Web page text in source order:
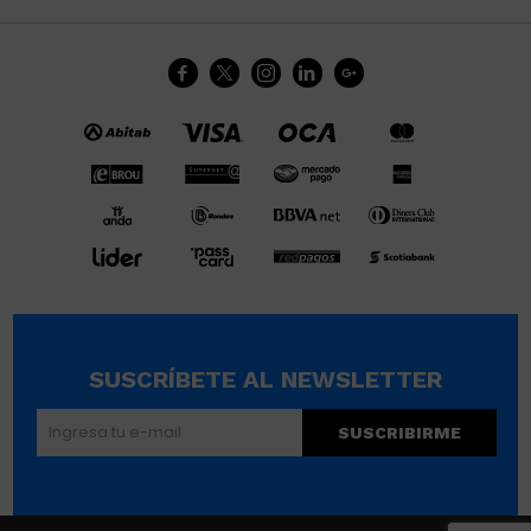
    
SUSCRÍBETE AL NEWSLETTER
SUSCRIBIRME